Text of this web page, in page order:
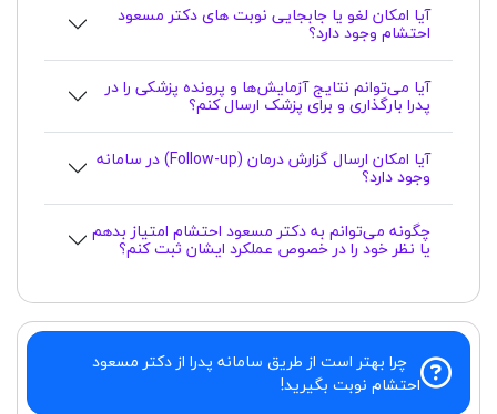
آیا امکان لغو یا جابجایی نوبت های دکتر مسعود
احتشام وجود دارد؟
آیا می‌توانم نتایج آزمایش‌ها و پرونده پزشکی را در
پدرا بارگذاری و برای پزشک ارسال کنم؟
آیا امکان ارسال گزارش درمان (Follow-up) در سامانه
وجود دارد؟
چگونه می‌توانم به دکتر مسعود احتشام امتیاز بدهم
یا نظر خود را در خصوص عملکرد ایشان ثبت کنم؟
چرا بهتر است از طریق سامانه پدرا از دکتر مسعود
احتشام نوبت بگیرید!